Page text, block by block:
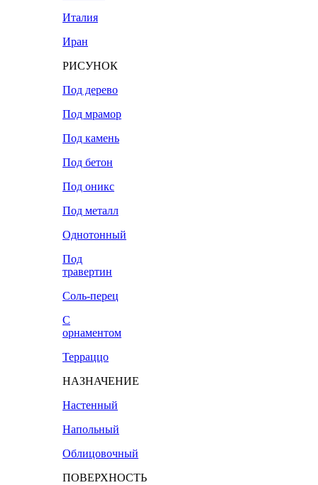
Италия
Иран
РИСУНОК
Под дерево
Под мрамор
Под камень
Под бетон
Под оникс
Под металл
Однотонный
Под
травертин
Соль-перец
С
орнаментом
Терраццо
НАЗНАЧЕНИЕ
Настенный
Напольный
Облицовочный
ПОВЕРХНОСТЬ